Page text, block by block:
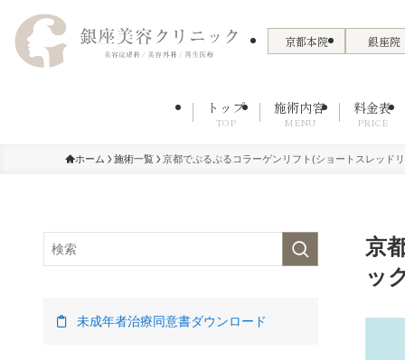
京都本院 銀座院
トップ
TOP
施術内容
MENU
料金表
PRICE
ホーム 施術一覧 京都でぷるぷるコラーゲンリフト(ショートスレッド
京
ッ
未成年者治療同意書ダウンロード